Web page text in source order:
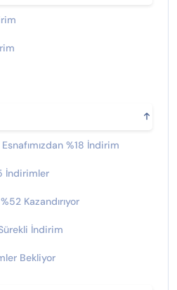
%18 İndirim
İndirimler
Kazandırıyor
İndirim
Bekliyor